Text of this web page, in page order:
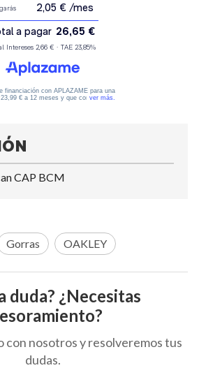
CAP BCM
Gorras OAKLEY
duda? ¿Necesitas
con nosotros y resolveremos tus
dudas.